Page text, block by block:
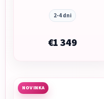
Magnet Grey
2-4 dni
€1 349
NOVINKA